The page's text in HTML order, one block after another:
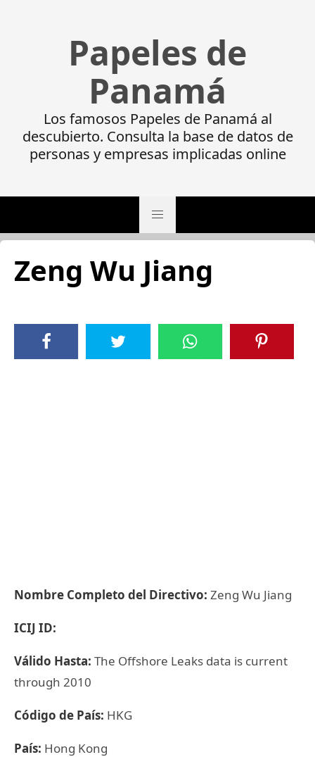
Papeles de
Panamá
Los famosos Papeles de Panamá al
descubierto. Consulta la base de datos de
personas y empresas implicadas online
Zeng Wu Jiang
Nombre Completo del Directivo: Zeng Wu Jiang
ICIJ ID:
Válido Hasta: The Offshore Leaks data is current
through 2010
Código de País: HKG
País: Hong Kong